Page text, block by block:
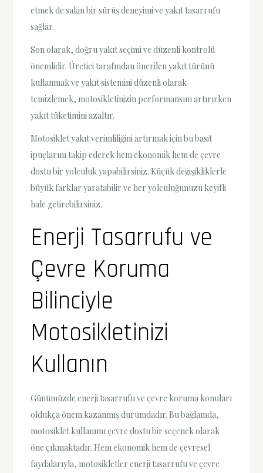
etmek de sakin bir sürüş deneyimi ve yakıt tasarrufu
sağlar.
Son olarak, doğru yakıt seçimi ve düzenli kontrolü
önemlidir. Üretici tarafından önerilen yakıt türünü
kullanmak ve yakıt sistemini düzenli olarak
temizlemek, motosikletinizin performansını artırırken
yakıt tüketimini azaltır.
Motosiklet yakıt verimliliğini artırmak için bu basit
ipuçlarını takip ederek hem ekonomik hem de çevre
dostu bir yolculuk yapabilirsiniz. Küçük değişikliklerle
büyük farklar yaratabilir ve her yolculuğunuzu keyifli
hale getirebilirsiniz.
Enerji Tasarrufu ve
Çevre Koruma
Bilinciyle
Motosikletinizi
Kullanın
Günümüzde enerji tasarrufu ve çevre koruma konuları
oldukça önem kazanmış durumdadır. Bu bağlamda,
motosiklet kullanımı çevre dostu bir seçenek olarak
öne çıkmaktadır. Hem ekonomik hem de çevresel
faydalarıyla, motosikletler enerji tasarrufu ve çevre